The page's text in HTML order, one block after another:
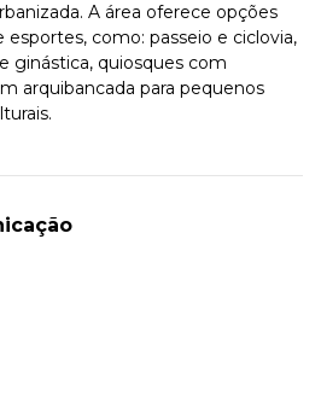
A área oferece opções
esportes, como: passeio e ciclovia,
ginástica, quiosques com
arquibancada para pequenos